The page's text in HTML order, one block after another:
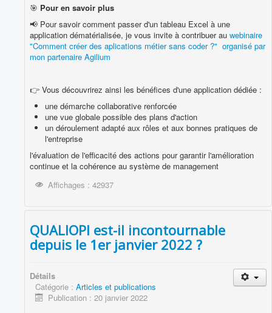
🎯 Pour en savoir plus
📢 Pour savoir comment passer d'un tableau Excel à une
application dématérialisée, je vous invite à contribuer au webinaire
"Comment créer des aplications métier sans coder ?" organisé par
mon partenaire Agilium
👉 Vous découvrirez ainsi les bénéfices d'une application dédiée :
une démarche collaborative renforcée
une vue globale possible des plans d'action
un déroulement adapté aux rôles et aux bonnes pratiques de
l'entreprise
l'évaluation de l'efficacité des actions pour garantir l'amélioration
continue et la cohérence au système de management
Affichages : 42937
QUALIOPI est-il incontournable
depuis le 1er janvier 2022 ?
Détails
Catégorie : Articles et publications
Publication : 20 janvier 2022